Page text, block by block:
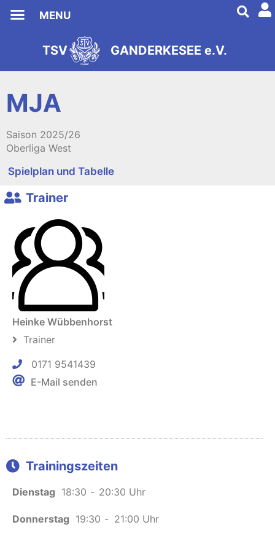
MENU
TSV
seit1892
GANDERKESEE e.V.
MJA
Saison 2025/26
Oberliga West
Spielplan und Tabelle
Trainer
Heinke Wübbenhorst
Trainer
0171 9541439
E-Mail senden
Trainingszeiten
Dienstag 18:30 - 20:30 Uhr
Donnerstag 19:30 - 21:00 Uhr